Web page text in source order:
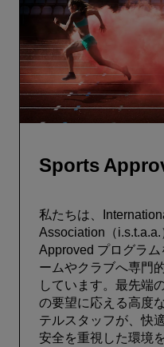
Sports
私たちは、
Association（
Approved プログラ
ームやクラブへ専門
しています。最先端
の要望に応える高度
テルスタッフが、快
安全を重視した環境